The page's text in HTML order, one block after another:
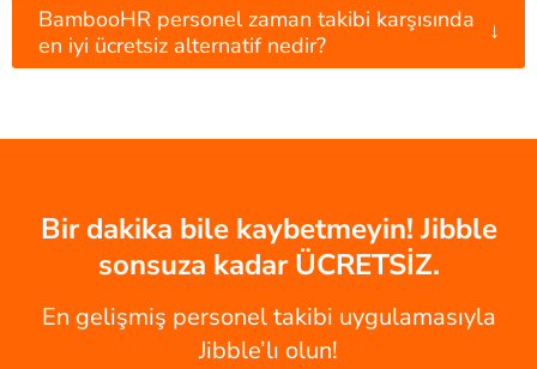
BambooHR personel zaman takibi karşısında
en iyi ücretsiz alternatif nedir?
↓
Bir dakika bile kaybetmeyin! Jibble
sonsuza kadar ÜCRETSİZ.
En gelişmiş personel takibi uygulamasıyla
Jibble’lı olun!